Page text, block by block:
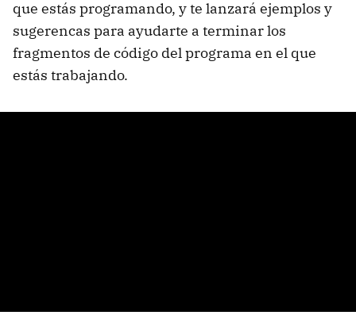
que estás programando, y te lanzará ejemplos y
sugerencas para ayudarte a terminar los
fragmentos de código del programa en el que
estás trabajando.